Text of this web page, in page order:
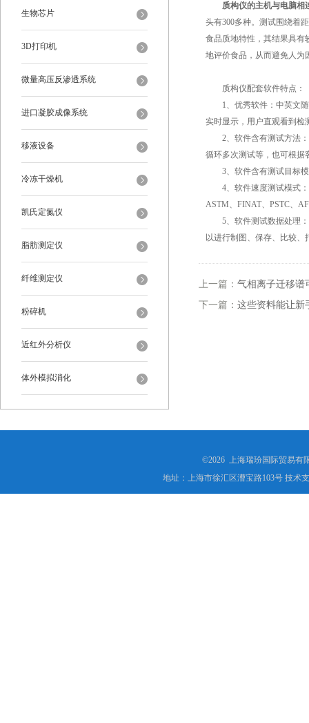
生物芯片
3D打印机
微量高压反渗透系统
进口凝胶成像系统
移液设备
冷冻干燥机
凯氏定氮仪
脂肪测定仪
纤维测定仪
粉碎机
近红外分析仪
体外模拟消化
质构仪的主机与电脑相
头有300多种。测试围绕着
食品质地特性，其结果具有
地评价食品，从而避免人为
质构仪配套软件特点：
1、优秀软件：中英文随
实时显示，用户直观看到检
2、软件含有测试方法：
循环多次测试等，也可根据
3、软件含有测试目标模
4、软件速度测试模式：
ASTM、FINAT、PSTC、
5、软件测试数据处理：
以进行制图、保存、比较
上一篇： 气相离子迁移谱
下一篇： 这些资料能让新
©2026 上海瑞玢国际贸易有
地址：上海市徐汇区漕宝路103号 技术